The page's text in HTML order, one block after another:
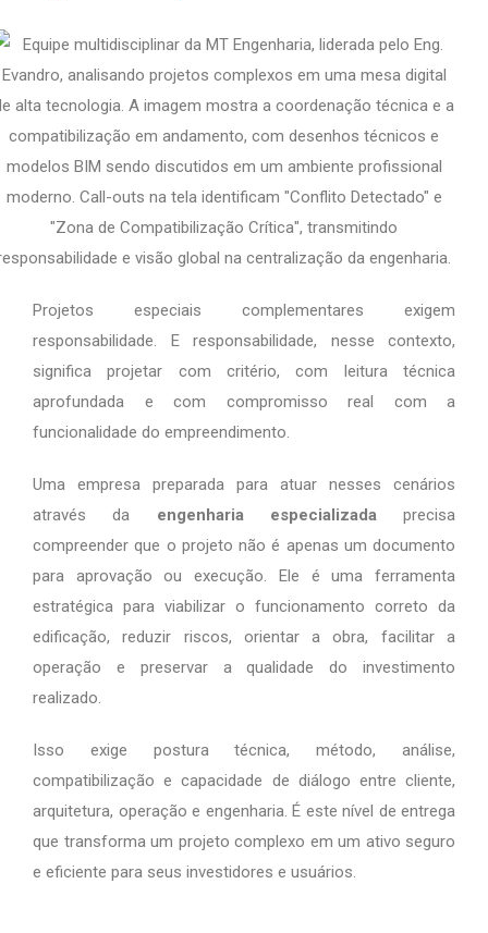
Projetos especiais complementares exigem
responsabilidade. E responsabilidade, nesse contexto,
significa projetar com critério, com leitura técnica
aprofundada e com compromisso real com a
funcionalidade do empreendimento.
Uma empresa preparada para atuar nesses cenários
através da engenharia especializadaprecisa
compreender que o projeto não é apenas um documento
para aprovação ou execução. Ele é uma ferramenta
estratégica para viabilizar o funcionamento correto da
edificação, reduzir riscos, orientar a obra, facilitar a
operação e preservar a qualidade do investimento
realizado.
Isso exige postura técnica, método, análise,
compatibilização e capacidade de diálogo entre cliente,
arquitetura, operação e engenharia. É este nível de entrega
que transforma um projeto complexo em um ativo seguro
e eficiente para seus investidores e usuários.